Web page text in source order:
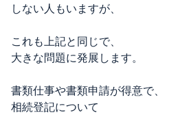
しない人もいますが、
これも上記と同じで、
大きな問題に発展します。
書類仕事や書類申請が得意で、
相続登記について